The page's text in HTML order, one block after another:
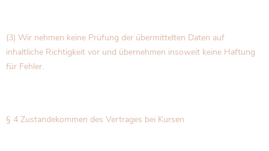
(3) Wir nehmen keine Prüfung der übermittelten Daten auf
inhaltliche Richtigkeit vor und übernehmen insoweit keine Haftung
für Fehler.
§ 4 Zustandekommen des Vertrages bei Kursen